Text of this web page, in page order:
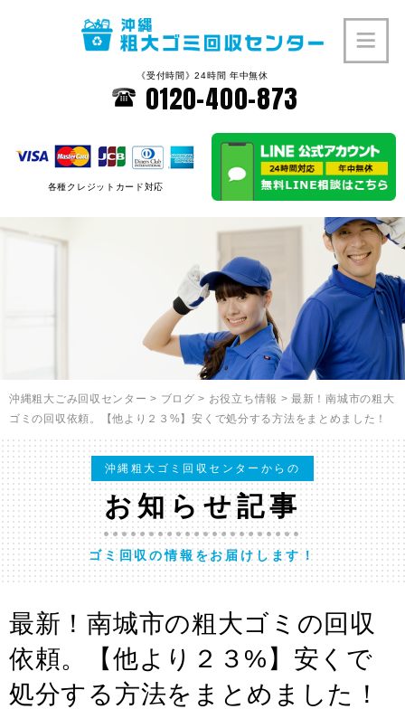
《受付時間》24時間 年中無休
0120-400-873
各種クレジットカード対応
沖縄粗大ごみ回収センター > ブログ > お役立ち情報 >最新！南城市の粗大
ゴミの回収依頼。【他より２３%】安くで処分する方法をまとめました！
沖縄粗大ゴミ回収センターからの
お知らせ記事
ゴミ回収の情報をお届けします！
最新！南城市の粗大ゴミの回収
依頼。【他より２３%】安くで
処分する方法をまとめました！